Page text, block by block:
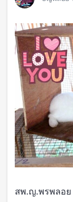
สพ.ญ.พรพลอย